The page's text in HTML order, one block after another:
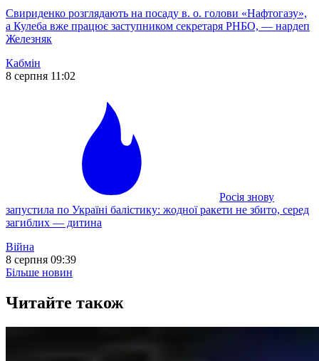
Свириденко розглядають на посаду в. о. голови «Нафтогазу»,
а Кулеба вже працює заступником секретаря РНБО, — нардеп
Железняк
Кабмін
8 серпня 11:02
Росія знову
запустила по Україні балістику: жодної ракети не збито, серед
загиблих — дитина
Війна
8 серпня 09:39
Більше новин
Читайте також